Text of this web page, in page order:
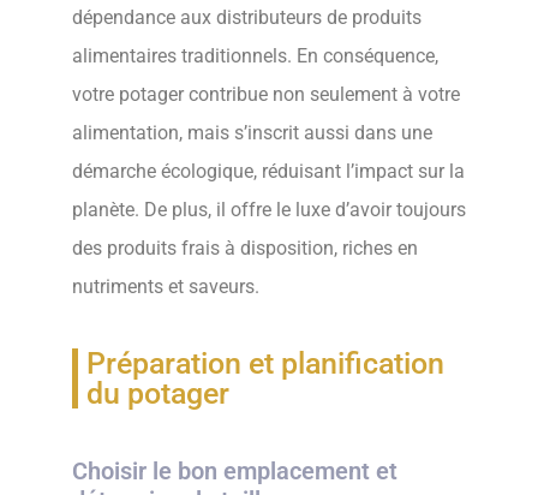
dépendance aux distributeurs de produits
alimentaires traditionnels. En conséquence,
votre potager contribue non seulement à votre
alimentation, mais s’inscrit aussi dans une
démarche écologique, réduisant l’impact sur la
planète. De plus, il offre le luxe d’avoir toujours
des produits frais à disposition, riches en
nutriments et saveurs.
Préparation et planification
du potager
Choisir le bon emplacement et